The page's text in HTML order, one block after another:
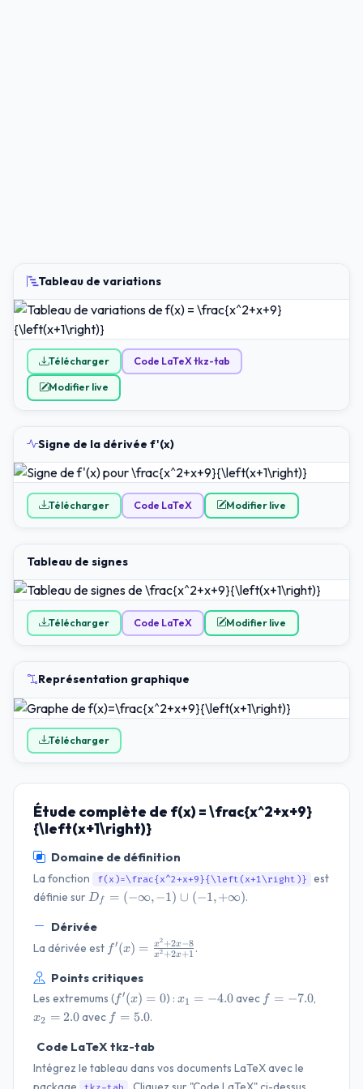
Tableau de variations
Télécharger Code LaTeX tkz-tab
Modifier live
Signe de la dérivée f'(x)
Télécharger Code LaTeX Modifier live
Tableau de signes
Télécharger Code LaTeX Modifier live
Représentation graphique
Télécharger
Étude complète de f(x) = \frac{x^2+x+9}
{\left(x+1\right)}
Domaine de définition
La fonction f(x)=\frac{x^2+x+9}{\left(x+1\right)} est
définie sur D_f=(-
-1) \cup
(-1,
+\infty)
Df = (−∞, −1 ) ∪ (−1 , +∞).
Dérivée
La dérivée est f'(x)=\frac{x^{2}
+ 2 x - 8}{x^{2}
+ 2 x + 1}
f′(x) = x2 +2x+1
x2 +2x−8 .
Points critiques
Les extremums (f'(x)=0
f′(x) = 0) : x_{1}=-4.0
x1 = −4.0avec f=-7.0
f = −7.0,
x2 = 2.0avec f=5.0
f = 5.0.
Code LaTeX tkz-tab
Intégrez le tableau dans vos documents LaTeX avec le